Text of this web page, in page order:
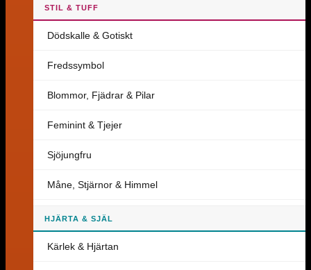
STIL & TUFF
Dödskalle & Gotiskt
Fredssymbol
Blommor, Fjädrar & Pilar
Feminint & Tjejer
Sjöjungfru
Måne, Stjärnor & Himmel
HJÄRTA & SJÄL
Kärlek & Hjärtan